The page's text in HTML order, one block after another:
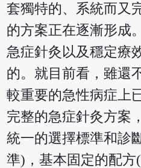
套獨特的、系統而又
的方案正在逐漸形成
急症針灸以及穩定療
的。就目前看，雖還
較重要的急性病症上
完整的急症針灸方案
統一的選擇標準和診
準)，基本固定的配